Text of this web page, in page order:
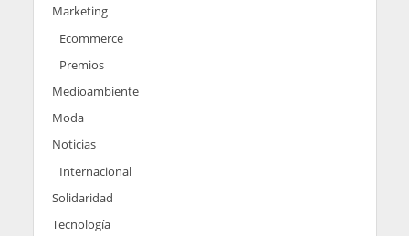
Marketing
Ecommerce
Premios
Medioambiente
Moda
Noticias
Internacional
Solidaridad
Tecnología